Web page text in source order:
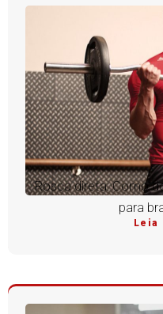
Rosca direta: Como
para
Leia